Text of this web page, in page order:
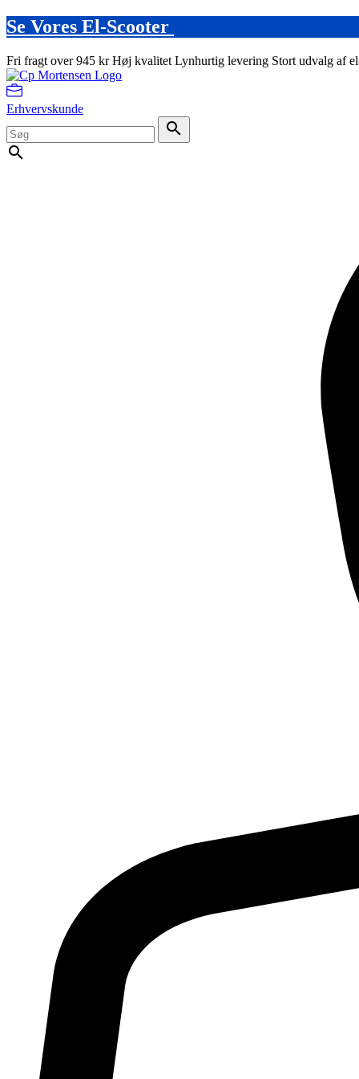
Se Vores El-Scooter
Fri fragt over 945 kr Høj kvalitet Lynhurtig levering Stort udvalg af
Erhvervskunde
search
search